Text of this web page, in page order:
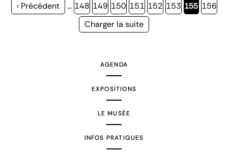
Page
‹ Précédent … Page
148 Page
149 Page
150 Page
151 Page
152 Page
153 Page
155 Page
156
Page
Charger la suite
AGENDA
EXPOSITIONS
LE MUSÉE
INFOS PRATIQUES